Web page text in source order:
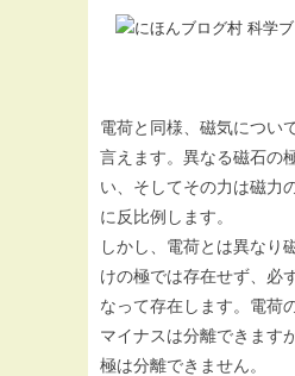
電荷と同様、磁気につい
言えます。異なる磁石の
い、そしてその力は磁力
に反比例します。
しかし、電荷とは異なり
けの極では存在せず、必
なって存在します。電荷
マイナスは分離できます
極は分離できません。